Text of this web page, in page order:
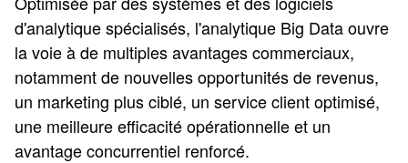
d'analytique spécialisés, l'analytique Big Data ouvre
la voie à de multiples avantages commerciaux,
notamment de nouvelles opportunités de revenus,
un marketing plus ciblé, un service client optimisé,
une meilleure efficacité opérationnelle et un
avantage concurrentiel renforcé.